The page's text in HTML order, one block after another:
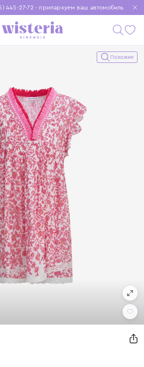
445-27-72 - припаркуем ваш автомобиль
доставка при заказе от 15 000 ₽
чтобы покупки были еще удобнее
Похожие